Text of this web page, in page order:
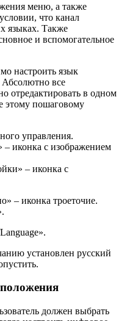
меню, а также
что канал
языках. Также
и вспомогательное
настроить язык
Абсолютно все
отредактировать в одном
этому пошаговому
управления.
иконка с изображением
– иконка с
– иконка троеточие.
установлен русский
должен выбрать